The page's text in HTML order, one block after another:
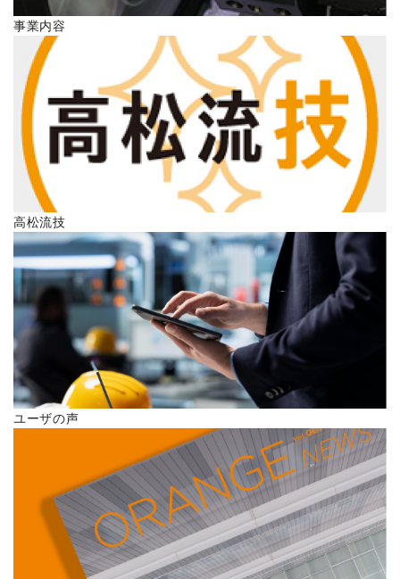
ENGLISH
事業内容
高松流技
ユーザの声